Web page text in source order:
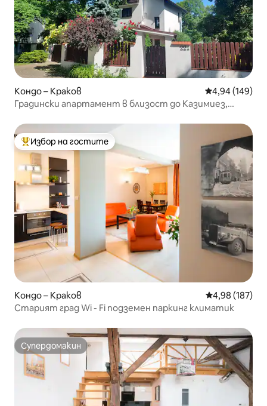
Кондо – Краков Средна
4,94 (149)
Градински апартамент в близост до Казимиез,
Най-популярен избор на гостите
Избор на гостите
Кондо – Краков Средна
4,98 (187)
Старият град Wi - Fi подземен паркинг климатик
Супердомакин
Супердомакин